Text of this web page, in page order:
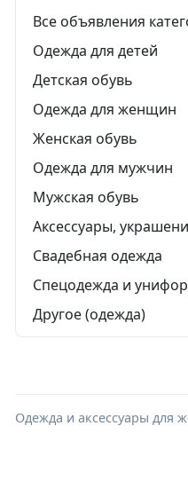
Все объявления
Одежда для детей
Детская обувь
Одежда для женщин
Женская обувь
Одежда для мужчин
Мужская обувь
Аксессуары,
Свадебная одежда
Спецодежда и
Другое (одежда)
Одежда и аксессуары для